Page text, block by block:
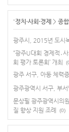
'정치·사회·경제 > 종합
광주시, 2015년 도시
“광주U대회 경제적․
회 평가 토론회’ 개최
광주 서구, 아동 체력
광주광역시 서구, 부
문상필 광주광역시의
질 향상 지원 조례
(0)